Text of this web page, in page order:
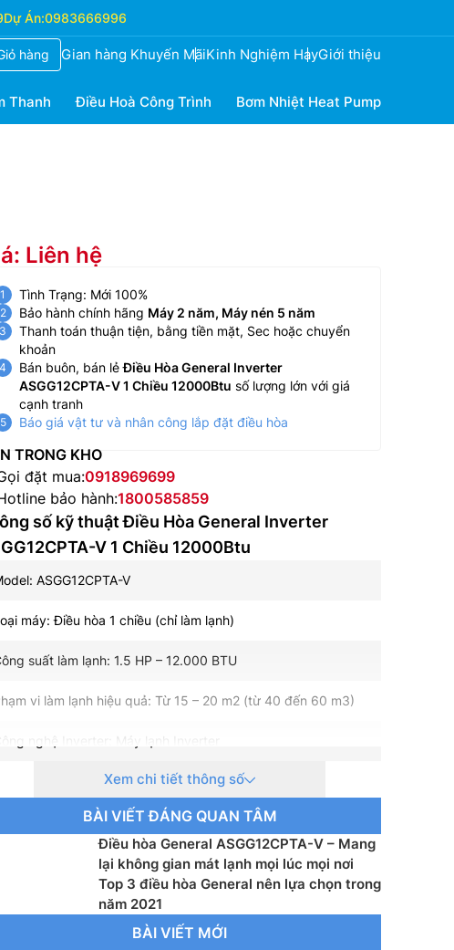
Dự Án:0983666996
hàng Gian hàng Khuyến MãiKinh Nghiệm HayGiới thiệu
Thanh Điều Hoà Công Trình Bơm Nhiệt Heat Pump
Liên hệ
Tình Trạng: Mới 100%
Bảo hành chính hãng Máy 2 năm, Máy nén 5 năm
Thanh toán thuận tiện, bằng tiền mặt, Sec hoặc chuyển
khoản
Bán buôn, bán lẻĐiều Hòa General Inverter
ASGG12CPTA-V 1 Chiều 12000Btu số lượng lớn với giá
cạnh tranh
Báo giá vật tư và nhân công lắp đặt điều hòa
TRONG KHO
đặt mua:0918969699
bảo hành:1800585859
số kỹ thuật Điều Hòa General Inverter
V 1 Chiều 12000Btu
ASGG12CPTA-V
máy: Điều hòa 1 chiều (chỉ làm lạnh)
suất làm lạnh: 1.5 HP – 12.000 BTU
vi làm lạnh hiệu quả: Từ 15 – 20 m2 (từ 40 đến 60 m3)
nghệ Inverter: Máy lạnh Inverter
Công suất tiêu thụ trung bình: Đang cập nhật
Chế độ tiết kiệm điện: Eco
Chế độ gió: Điều khiển lên xuống tự động, trái phải tùy chỉnh
thước cục lạnh: 270 x 784 x 224 mm
Xem chi tiết thông số
BÀI VIẾT ĐÁNG QUAN TÂM
Điều hòa General ASGG12CPTA-V – Mang
lại không gian mát lạnh mọi lúc mọi nơi
Top 3 điều hòa General nên lựa chọn trong
năm 2021
BÀI VIẾT MỚI